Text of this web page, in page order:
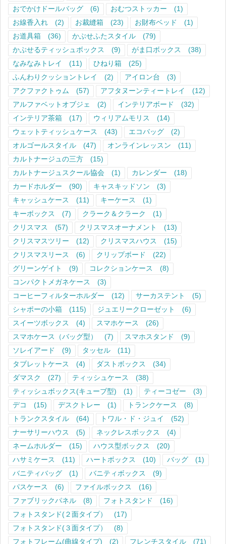
おでかけドールバッグ
(6) おむつストッカー
(1)
お線香入れ
(2) お裁縫箱 (23) お財布ベッド
(1)
お道具箱
(36) かぶせふたスタイル
(79)
かぶせるティッシュボックス
(9) がま口ボックス
(38)
なみなみトレイ
(11) ひねり箱
(25)
ふんわりクッショントレイ
(2) アイロン台
(3)
アクファクトゥム
(57) アフタヌーンティートレイ
(12)
アルファベットオブジェ
(2) インテリアボード
(32)
インテリア茶箱
(17) ウィリアムモリス
(14)
ウェットティッシュケース
(43) エコバッグ
(2)
オルゴールスタイル
(47) オンラインレッスン
(11)
カルトナージュの三方
(15)
カルトナージュスクール協会
(1) カレンダー
(18)
カードホルダー
(90) キャスキッドソン
(3)
キャッシュケース
(11) キーケース
(1)
キーボックス
(7) クラーク＆クラーク
(1)
クリスマス
(57) クリスマスオーナメント
(13)
クリスマスツリー
(12) クリスマスハウス
(15)
クリスマスリース
(6) クリップボード
(22)
グリーンゲイト
(9) コレクションケース
(8)
コンパクトメガネケース
(3)
コーヒーフィルターホルダー
(12) サーカステント
(5)
シャポーの小箱
(115) ジュエリークローゼット
(6)
スイーツボックス
(4) スマホケース
(26)
スマホケース（バッグ型）
(7) スマホスタンド
(9)
ソレイアード
(9) タッセル
(11)
タブレットケース
(4) ダストボックス
(34)
ダマスク
(27) ティッシュケース
(38)
ティッシュボックス(キューブ型)
(1) ティーコゼー
(3)
デコ
(15) デスクトレー (1) トランクケース
(8)
トランクスタイル
(64) トワル・ド・ジュイ
(52)
ナーサリーハウス
(5) ネックレスボックス
(4)
ネームホルダー
(15) ハウス型ボックス
(20)
ハサミケース
(11) ハートボックス (10) バッグ
(1)
バニティバッグ
(1) バニティボックス
(9)
パスケース
(6) ファイルボックス
(16)
ファブリックパネル
(8) フォトスタンド
(16)
フォトスタンド(２面タイプ）
(17)
フォトスタンド(３面タイプ）
(8)
フォトフレーム(曲線タイプ)
(2) フレンチスタイル
(71)